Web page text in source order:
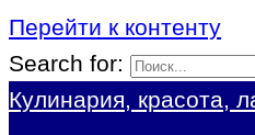
Перейти к контенту
Search for:
Кулинария, красота,